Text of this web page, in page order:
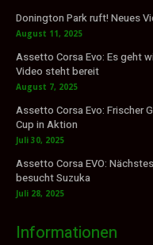
Donington Park ruft! Neues
August 11, 2025
Assetto Corsa Evo: Es geht
Video steht bereit
August 7, 2025
Assetto Corsa Evo: Frischer
Cup in Aktion
Juli 30, 2025
Assetto Corsa EVO:
besucht Suzuka
Juli 28, 2025
Informationen